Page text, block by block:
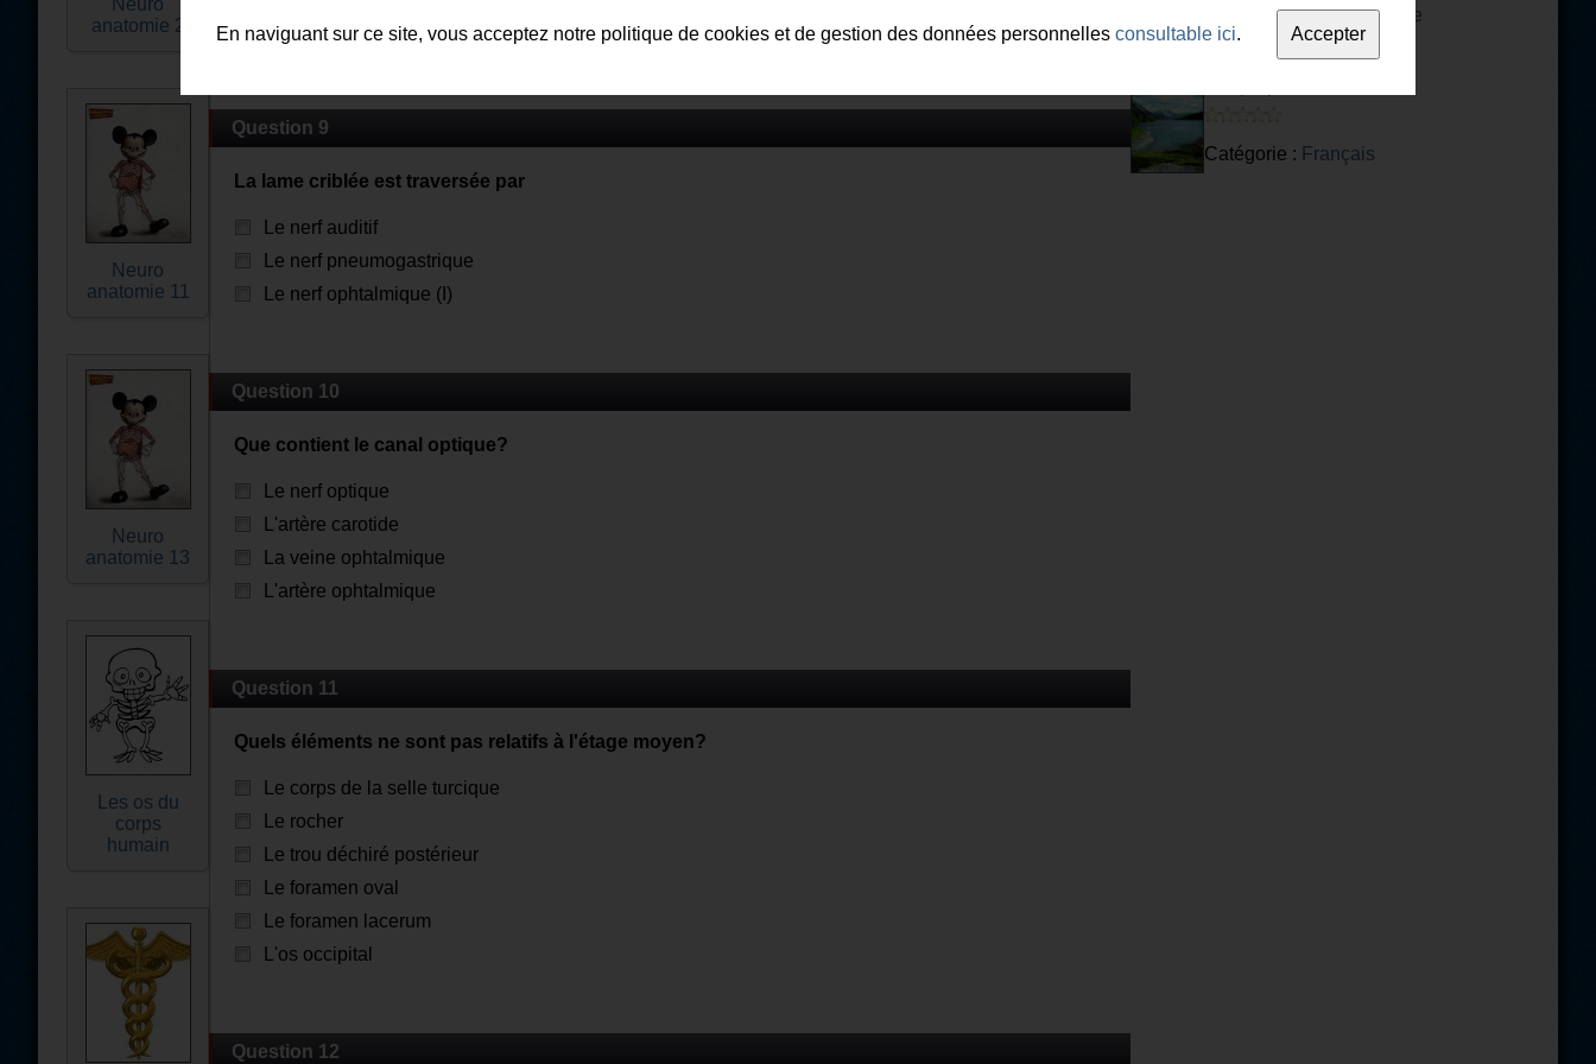
Neuro
anatomie 2
Neuro
anatomie 11
Neuro
anatomie 13
Les os du
corps
humain
Faux
Question 9
La lame criblée est traversée par
Le nerf auditif
Le nerf pneumogastrique
Le nerf ophtalmique (I)
Question 10
Que contient le canal optique?
Le nerf optique
L'artère carotide
La veine ophtalmique
L'artère ophtalmique
Question 11
Quels éléments ne sont pas relatifs à l'étage moyen?
Le corps de la selle turcique
Le rocher
Le trou déchiré postérieur
Le foramen oval
Le foramen lacerum
L'os occipital
Question 12
Catégorie :Test d'aptitude
Catégorie : Français
En naviguant sur ce site, vous acceptez notre politique de cookies et de gestion des données personnelles consultable ici.